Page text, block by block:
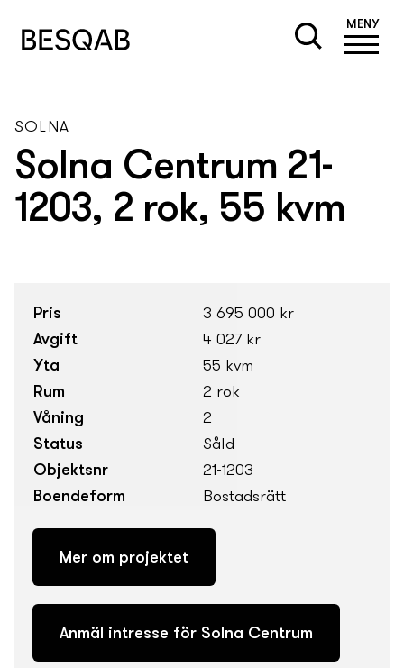
MENY
SOLNA
Solna Centrum 21-
1203, 2 rok, 55 kvm
Pris
3 695 000 kr
Avgift
4 027 kr
Yta
55 kvm
Rum
2 rok
Våning
2
Status
Såld
Objektsnr
21-1203
Boendeform
Bostadsrätt
Mer om projektet
Anmäl intresse för Solna Centrum